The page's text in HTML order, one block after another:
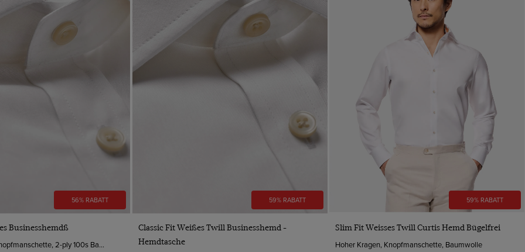
56% RABATT
VORSCHAU
Businesshemdß
Haifischkragen, Knopfmanschette, 2-ply 100s Baumwolle
59% RABATT
VORSCHAU
Classic Fit Weißes Twill Businesshemd -
Hemdtasche
59% RABATT
VORSCHAU
Slim Fit Weisses Twill Curtis Hemd Bügelfrei
Hoher Kragen, Knopfmanschette, Baumwolle